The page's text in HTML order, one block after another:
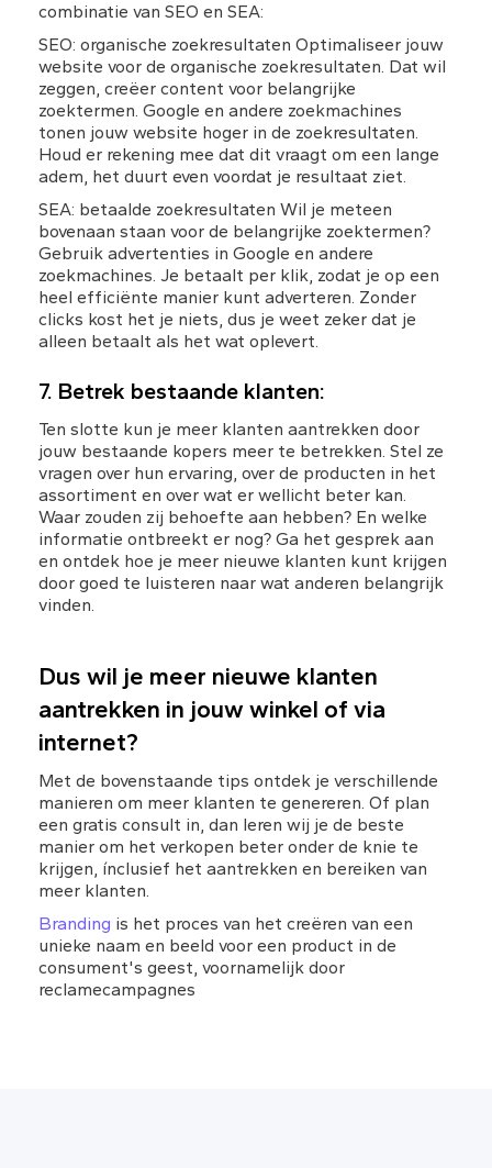
combinatie van SEO en SEA:
SEO: organische zoekresultaten Optimaliseer jouw
website voor de organische zoekresultaten. Dat wil
zeggen, creëer content voor belangrijke
zoektermen. Google en andere zoekmachines
tonen jouw website hoger in de zoekresultaten.
Houd er rekening mee dat dit vraagt om een lange
adem, het duurt even voordat je resultaat ziet.
SEA: betaalde zoekresultaten Wil je meteen
bovenaan staan voor de belangrijke zoektermen?
Gebruik advertenties in Google en andere
zoekmachines. Je betaalt per klik, zodat je op een
heel efficiënte manier kunt adverteren. Zonder
clicks kost het je niets, dus je weet zeker dat je
alleen betaalt als het wat oplevert.
7. Betrek bestaande klanten:
Ten slotte kun je meer klanten aantrekken door
jouw bestaande kopers meer te betrekken. Stel ze
vragen over hun ervaring, over de producten in het
assortiment en over wat er wellicht beter kan.
Waar zouden zij behoefte aan hebben? En welke
informatie ontbreekt er nog? Ga het gesprek aan
en ontdek hoe je meer nieuwe klanten kunt krijgen
door goed te luisteren naar wat anderen belangrijk
vinden.
Dus wil je meer nieuwe klanten
aantrekken in jouw winkel of via
internet?
Met de bovenstaande tips ontdek je verschillende
manieren om meer klanten te genereren. Of plan
een gratis consult in, dan leren wij je de beste
manier om het verkopen beter onder de knie te
krijgen, ínclusief het aantrekken en bereiken van
meer klanten.
Branding is het proces van het creëren van een
unieke naam en beeld voor een product in de
consument's geest, voornamelijk door
reclamecampagnes